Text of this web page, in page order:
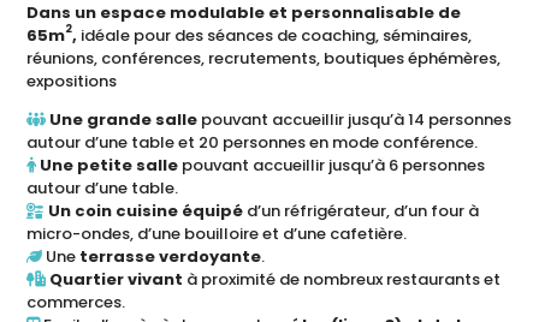
Dans un espace modulable et personnalisable de
65m2, idéale pour des séances de coaching, séminaires,
réunions, conférences, recrutements, boutiques éphémères,
expositions
Une grande salle pouvant accueillir jusqu’à 14 personnes
autour d’une table et 20 personnes en mode conférence.
Une petite salle pouvant accueillir jusqu’à 6 personnes
autour d’une table.
Un coin cuisine équipé d’un réfrigérateur, d’un four à
micro-ondes, d’une bouilloire et d’une cafetière.
Une terrasse verdoyante.
Quartier vivant à proximité de nombreux restaurants et
commerces.